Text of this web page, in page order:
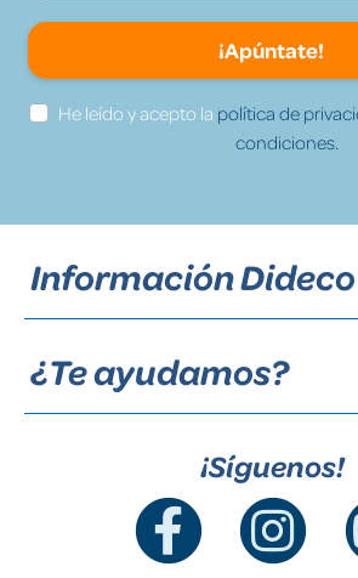
¡Apúntate!
He leído y acepto la política de
condiciones.
Información Dideco
¿Te ayudamos?
¡Síguenos!